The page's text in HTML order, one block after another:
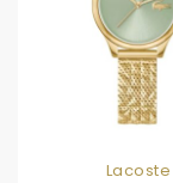
Lacoste